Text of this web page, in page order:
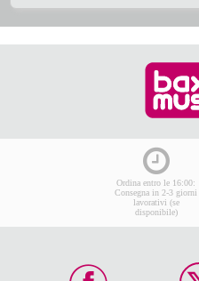
Ordina entro le 16:00:
Consegna in 2-3 giorni
lavorativi (se
disponibile)